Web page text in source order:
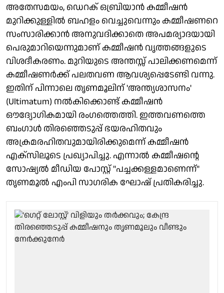
അതേസമയം, ഡെറക് ഒബ്രിയാൻ കമ്മീഷൻ
മുറിക്കുള്ളിൽ ബഹളം വെച്ചുവെന്നും കമ്മീഷണറെ
സംസാരിക്കാൻ അനുവദിക്കാതെ അപമര്യാദയായി
പെരുമാറിയെന്നുമാണ് കമ്മീഷൻ വൃത്തങ്ങളുടെ
വിശദീകരണം. മുറിയുടെ അന്തസ്സ് പാലിക്കണമെന്ന്
കമ്മീഷണർക്ക് പലതവണ ആവശ്യപ്പെടേണ്ടി വന്നു.
ഇതിന് പിന്നാലെ തൃണമൂലിന് 'അന്ത്യശാസനം'
(Ultimatum) നൽകിക്കൊണ്ട് കമ്മീഷൻ
ഔദ്യോഗികമായി രംഗത്തെത്തി. ഇത്തവണത്തെ
ബംഗാൾ തിരഞ്ഞെടുപ്പ് ഭയരഹിതവും
അക്രമരഹിതവുമായിരിക്കുമെന്ന് കമ്മീഷൻ
എക്സിലൂടെ പ്രഖ്യാപിച്ചു. എന്നാൽ കമ്മീഷന്റെ
സോഷ്യൽ മീഡിയ പോസ്റ്റ് "പച്ചക്കള്ളമാണെന്ന്"
തൃണമൂൽ എംപി സാഗരിക ഘോഷ് പ്രതികരിച്ചു.